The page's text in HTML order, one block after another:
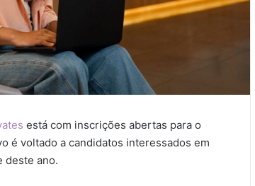
está com inscrições abertas para o
é voltado a candidatos interessados em
deste ano.